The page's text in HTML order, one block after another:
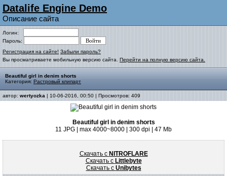
Datalife Engine Demo
Описание сайта
Логин:
Пароль:
Регистрация на сайте! Забыли пароль?
Вы просматриваете мобильную версию сайта. Перейти на полную версию сайта.
Beautiful girl in denim shorts
Категория: Растровый клипарт
автор: wertyozka | 10-06-2016, 00:50 | Просмотров: 409
Beautiful girl in denim shorts
11 JPG | max 4000~8000 | 300 dpi | 47 Mb
Скачать с NITROFLARE
Скачать с Littlebyte
Скачать с Unibytes